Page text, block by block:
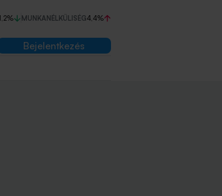
MUNKANÉLKÜLISÉG4,4%
Bejelentkezés